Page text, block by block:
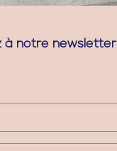
à notre newsletter